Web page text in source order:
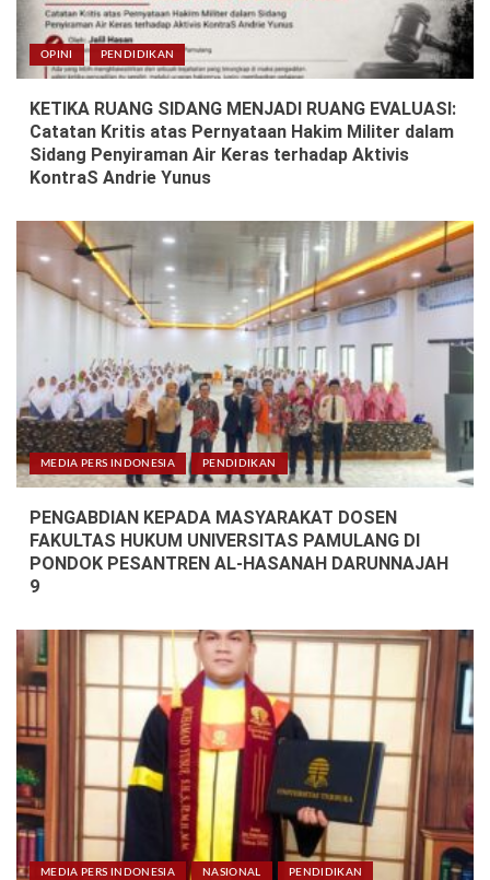
OPINI PENDIDIKAN
KETIKA RUANG SIDANG MENJADI RUANG EVALUASI:
Catatan Kritis atas Pernyataan Hakim Militer dalam
Sidang Penyiraman Air Keras terhadap Aktivis
KontraS Andrie Yunus
MEDIA PERS INDONESIA PENDIDIKAN
PENGABDIAN KEPADA MASYARAKAT DOSEN
FAKULTAS HUKUM UNIVERSITAS PAMULANG DI
PONDOK PESANTREN AL‑HASANAH DARUNNAJAH
9
MEDIA PERS INDONESIA NASIONAL PENDIDIKAN